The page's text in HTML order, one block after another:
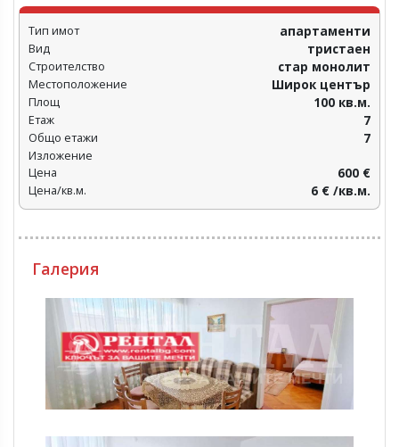
Тип имот апартаменти
Вид тристаен
Строителство стар монолит
Местоположение Широк център
Площ 100 кв.м.
Етаж 7
Общо етажи 7
Изложение
Цена
600 €
Цена/кв.м. 6 € /кв.м.
Галерия